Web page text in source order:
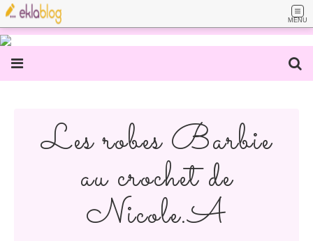
MENU
Les robes Barbie
au crochet de
Nicole.A